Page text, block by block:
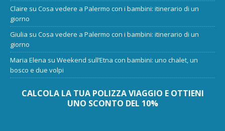
Claire su Cosa vedere a Palermo con i bambini: itinerario di un
giorno
Giulia su Cosa vedere a Palermo con i bambini: itinerario di un
giorno
Maria Elena su Weekend sull’Etna con bambini: uno chalet, un
bosco e due volpi
CALCOLA LA TUA POLIZZA VIAGGIO E OTTIENI
UNO SCONTO DEL 10%